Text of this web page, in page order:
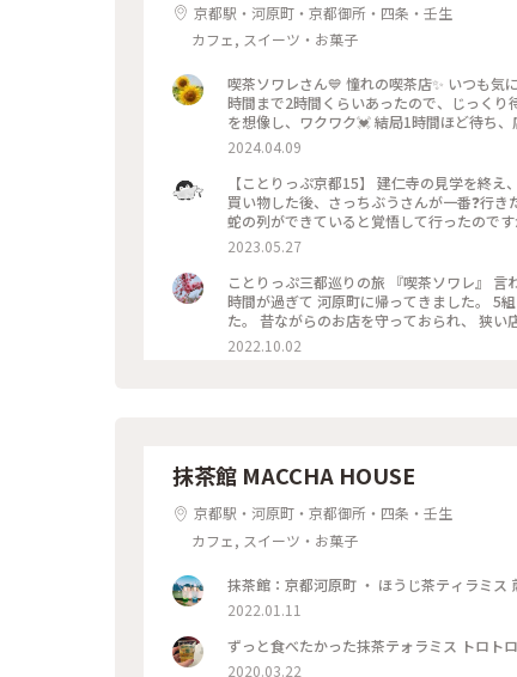
京都駅・河原町・京都御所・四条・壬生
カフェ, スイーツ・お菓子
喫茶ソワレさん💙 憧れの喫茶店✨ いつも
時間まで2時間くらいあったので、じっく
を想像し、ワクワク💓 結局1時間ほど待ち
別世界に入ったようです💙 ぶどうの透かし
キレイ～✨ 優しいランプの明かりにかざす
がゼリーと同じサイズで、ゼリーだと思っ
しまいました😣 まだこの雰囲気の中にい
できているでしょうからお店を後にしました。 またこ
2024.04.09
【ことりっぷ京都15】 建仁寺の見学を終
買い物した後、さっちぶうさんが一番❓行
蛇の列ができていると覚悟して行ったので
２階の窓側の席へ。若いグループばっかり
さっちぶうさんはゼリーポンチフロートを
良い雰囲気でした。 美味しくいただいてお
ぷ旅 #京都 #喫茶ソワレ #ヨーグルト
2023.05.27
ことりっぷ三都巡りの旅 『喫茶ソワレ』
時間が過ぎて 河原町に帰ってきました。 5
た。 昔ながらのお店を守っておられ、 狭
やり涼しげなゼリーポンチをたのんで 文庫
井の梁や調度品もシックで美しく 昭和の香
2022.10.02
抹茶館 MACCHA HOUSE
京都駅・河原町・京都御所・四条・壬生
カフェ, スイーツ・お菓子
2022.01.11
ずっと食べたかった抹茶テォラミス トロト
2020.03.22